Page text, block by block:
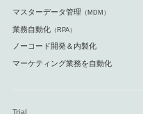
マスターデータ管理 （MDM）
業務自動化（RPA）
ノーコード開発＆内製化
マーケティング業務を自動化